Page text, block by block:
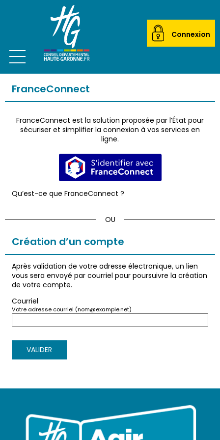
Connexion
Ouvrir le menu
ACTEUR LOCAL
MAIRIES
ETABLISSEMENTS SCOLAIRES
TRANSPORTEURS
ÉCOLES DE MUSIQUE
FranceConnect
FranceConnect est la solution proposée par l’État pour
sécuriser et simplifier la connexion à vos services en
ligne.
S’identifier avec FranceConnect
Qu’est-ce que FranceConnect ?
Création d’un compte
Après validation de votre adresse électronique, un lien
vous sera envoyé par courriel pour poursuivre la création
de votre compte.
Courriel
Votre adresse courriel (nom@example.net)
VALIDER